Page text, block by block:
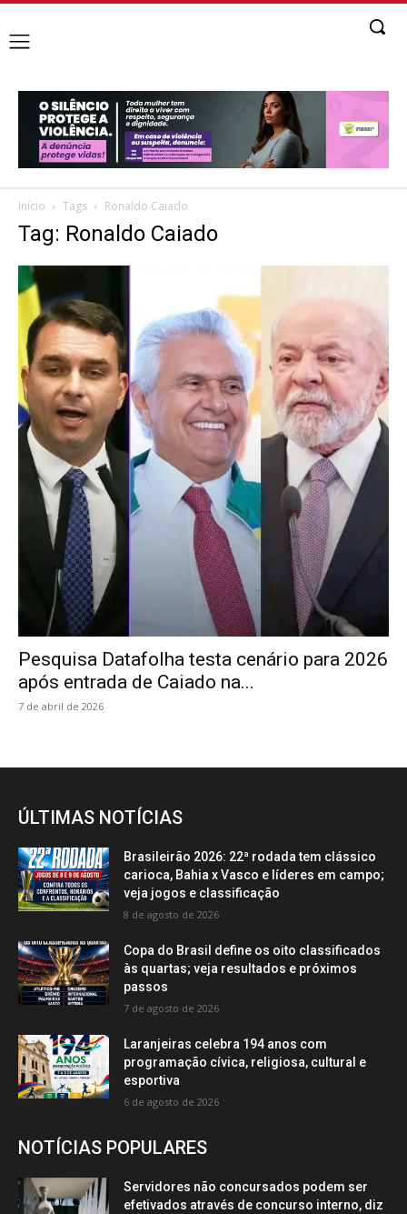
Início Tags Ronaldo Caiado
Tag: Ronaldo Caiado
Pesquisa Datafolha testa cenário para 2026
após entrada de Caiado na...
7 de abril de 2026
ÚLTIMAS NOTÍCIAS
Brasileirão 2026: 22ª rodada tem clássico
carioca, Bahia x Vasco e líderes em campo;
veja jogos e classificação
8 de agosto de 2026
Copa do Brasil define os oito classificados
às quartas; veja resultados e próximos
passos
7 de agosto de 2026
Laranjeiras celebra 194 anos com
programação cívica, religiosa, cultural e
esportiva
6 de agosto de 2026
NOTÍCIAS POPULARES
Servidores não concursados podem ser
efetivados através de concurso interno, diz